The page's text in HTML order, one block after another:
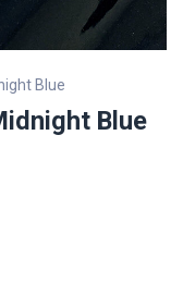
Blue
Blue